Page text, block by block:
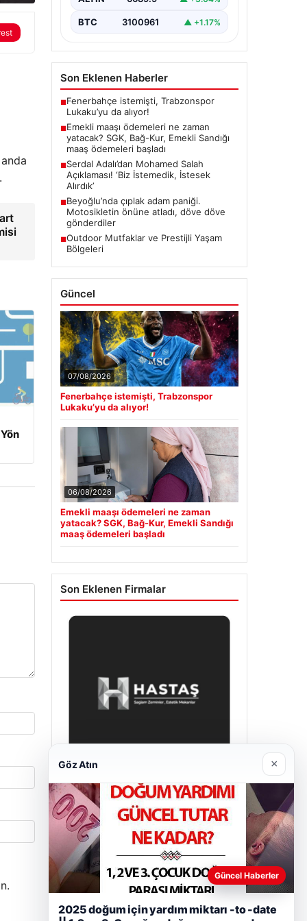
BTC 3100961 ▲ +1.17%
Son Eklenen Haberler
■Fenerbahçe istemişti, Trabzonspor
Lukaku’yu da alıyor!
■Emekli maaşı ödemeleri ne zaman
yatacak? SGK, Bağ-Kur, Emekli Sandığı
maaş ödemeleri başladı
■Serdal Adalı’dan Mohamed Salah
Açıklaması! ‘Biz İstemedik, İstesek
Alırdık’
■Beyoğlu’nda çıplak adam paniği.
Motosikletin önüne atladı, döve döve
gönderdiler
■Outdoor Mutfaklar ve Prestijli Yaşam
Bölgeleri
Güncel
07/08/2026
Fenerbahçe istemişti, Trabzonspor
Lukaku’yu da alıyor!
06/08/2026
Emekli maaşı ödemeleri ne zaman
yatacak? SGK, Bağ-Kur, Emekli Sandığı
maaş ödemeleri başladı
Son Eklenen Firmalar
Prenses Night Club
29/04/2026
Göz Atın ×
Güncel Haberler
2025 doğum için yardım miktarı -to -date